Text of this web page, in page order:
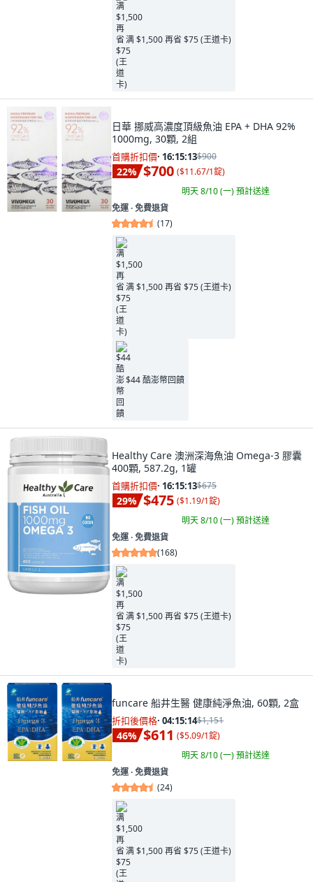
满 $1,500 再省 $75 (王道卡)
日華 挪威高濃度頂級魚油 EPA + DHA 92%
1000mg, 30顆, 2組
首購折扣價· 16:15:11$900
22% $700 ($11.67/1錠)
明天 8/10 (一)預計送達
免運 ∙ 免費退貨
(17)
满 $1,500 再省 $75 (王道卡)
$44 酷澎幣回饋
Healthy Care 澳洲深海魚油 Omega-3 膠囊
400顆, 587.2g, 1罐
首購折扣價· 16:15:11$675
29% $475 ($1.19/1錠)
明天 8/10 (一)預計送達
免運 ∙ 免費退貨
(168)
满 $1,500 再省 $75 (王道卡)
funcare 船井生醫 健康純淨魚油, 60顆, 2盒
折扣後價格· 04:15:12$1,151
46% $611 ($5.09/1錠)
明天 8/10 (一)預計送達
免運 ∙ 免費退貨
(24)
满 $1,500 再省 $75 (王道卡)